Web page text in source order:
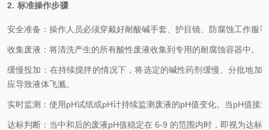
2. 标准操作步骤
安全准备 ：操作人员必须穿戴好耐酸碱手套、护目镜、防腐蚀工作服
收集废液 ：将清洗产生的所有酸性废液收集到专用的耐腐蚀容器中。
缓慢投加 ：在持续搅拌的情况下，将选定的碱性药剂 缓慢、分批地加
应导致液体飞溅。
实时监测 ：使用pH试纸或pH计持续监测废液的pH值变化。当pH值接
达标判断 ：当中和后的废液pH值稳定在 6-9 的范围内时，即视为达标